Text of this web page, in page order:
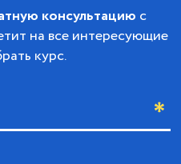
консультацию с
на все интересующие
курс.